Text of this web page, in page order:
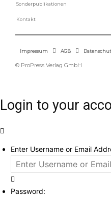
Sonderpublikationen
Kontakt
Impressum AGB
© ProPress Verlag GmbH
Login to your
Enter Username or Email
Password: